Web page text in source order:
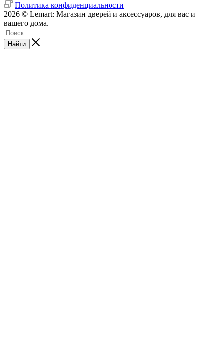
Политика конфиденциальности
2026 © Lemart: Магазин дверей и аксессуаров, для вас и
вашего дома.
Найти